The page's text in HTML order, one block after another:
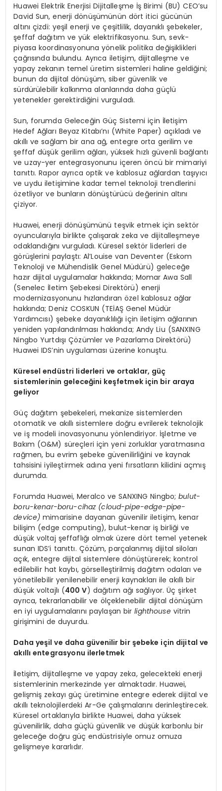
Huawei Elektrik Enerjisi Dijitalleşme İş Birimi (BU) CEO’su
David Sun, enerji dönüşümünün dört itici gücünün
altını çizdi: yeşil enerji ve çeşitlilik, dayanıklı şebekeler,
şeffaf dağıtım ve yük elektrifikasyonu. Sun, sevk-
piyasa koordinasyonuna yönelik politika değişiklikleri
çağrısında bulundu. Ayrıca iletişim, dijitalleşme ve
yapay zekanın temel üretim sistemleri haline geldiğini;
bunun da dijital dönüşüm, siber güvenlik ve
sürdürülebilir kalkınma alanlarında daha güçlü
yetenekler gerektirdiğini vurguladı.
Sun, forumda Geleceğin Güç Sistemi için İletişim
Hedef Ağları Beyaz Kitabı’nı (White Paper) açıkladı ve
akıllı ve sağlam bir ana ağ, entegre orta gerilim ve
şeffaf düşük gerilim ağları, yüksek hızlı güvenli bağlantı
ve uzay-yer entegrasyonunu içeren öncü bir mimariyi
tanıttı. Rapor ayrıca optik ve kablosuz ağlardan taşıyıcı
ve uydu iletişimine kadar temel teknoloji trendlerini
özetliyor ve bunların dönüştürücü değerinin altını
çiziyor.
Huawei, enerji dönüşümünü teşvik etmek için sektör
oyuncularıyla birlikte çalışarak zeka ve dijitalleşmeye
odaklandığını vurguladı. Küresel sektör liderleri de
görüşlerini paylaştı: Al’Louise van Deventer (Eskom
Teknoloji ve Mühendislik Genel Müdürü) geleceğe
hazır dijital uygulamalar hakkında; Momar Awa Sall
(Senelec İletim Şebekesi Direktörü) enerji
modernizasyonunu hızlandıran özel kablosuz ağlar
hakkında; Deniz COSKUN (TEİAŞ Genel Müdür
Yardımcısı) şebeke dayanıklılığı için iletişim ağlarının
yeniden yapılandırılması hakkında; Andy Liu (SANXING
Ningbo Yurtdışı Çözümler ve Pazarlama Direktörü)
Huawei IDS’nin uygulaması üzerine konuştu.
Küresel endüstri liderleri ve ortaklar, güç
sistemlerinin geleceğini keşfetmek için bir araya
geliyor
Güç dağıtım şebekeleri, mekanize sistemlerden
otomatik ve akıllı sistemlere doğru evrilerek teknolojik
ve iş modeli inovasyonunu yönlendiriyor. İşletme ve
Bakım (O&M) süreçleri için yeni zorluklar yaratmasına
rağmen, bu evrim şebeke güvenilirliğini ve kaynak
tahsisini iyileştirmek adına yeni fırsatların kilidini açmış
durumda.
Forumda Huawei, Meralco ve SANXING Ningbo;bulut-
boru-kenar-boru-cihaz (cloud-pipe-edge-pipe-
device) mimarisine dayanan güvenilir iletişim, kenar
bilişim (edge computing), bulut-kenar iş birliği ve
düşük voltaj şeffaflığı olmak üzere dört temel yetenek
sunan IDS’i tanıttı. Çözüm, parçalanmış dijital siloları
açık, entegre dijital sistemlere dönüştürerek; kontrol
edilebilir hat kaybı, görselleştirilmiş dağıtım odaları ve
yönetilebilir yenilenebilir enerji kaynakları ile akıllı bir
düşük voltajlı (400 V) dağıtım ağı sağlıyor. Üç şirket
ayrıca, tekrarlanabilir ve ölçeklenebilir dijital dönüşüm
en iyi uygulamalarını paylaşan birlighthousevitrin
girişimini de duyurdu.
Daha yeşil ve daha güvenilir bir şebeke için dijital ve
akıllı entegrasyonu ilerletmek
İletişim, dijitalleşme ve yapay zeka, gelecekteki enerji
sistemlerinin merkezinde yer almaktadır. Huawei,
gelişmiş zekayı güç üretimine entegre ederek dijital ve
akıllı teknolojilerdeki Ar-Ge çalışmalarını derinleştirecek.
Küresel ortaklarıyla birlikte Huawei, daha yüksek
güvenilirlik, daha güçlü güvenlik ve düşük karbonlu bir
geleceğe doğru güç endüstrisiyle omuz omuza
gelişmeye kararlıdır.